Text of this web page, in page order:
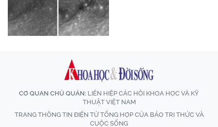
CƠ QUAN CHỦ QUẢN: LIÊN HIỆP CÁC HỘI KHOA HỌC VÀ KỸ
THUẬT VIỆT NAM
TRANG THÔNG TIN ĐIỆN TỬ TỔNG HỢP CỦA BÁO TRI THỨC VÀ
CUỘC SỐNG